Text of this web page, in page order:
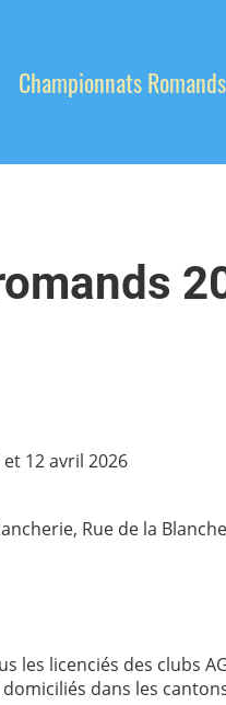
Championnats
12 avril 2026
Rue de la
les licenciés des clubs
dans les